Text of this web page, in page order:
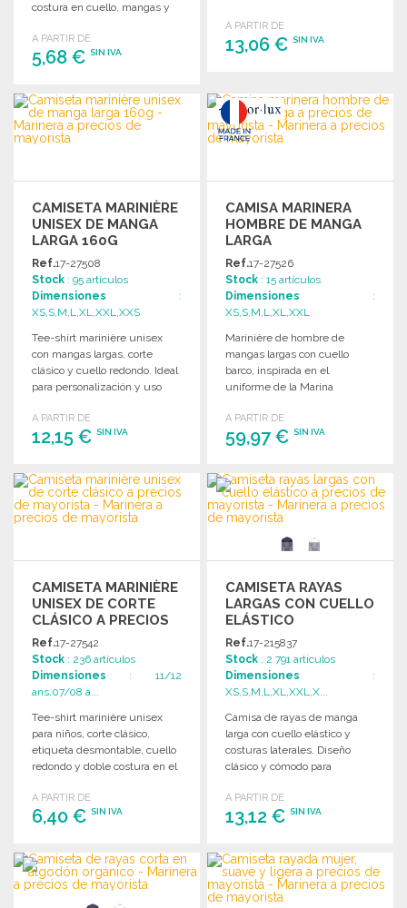
costura en cuello, mangas y
A PARTIR DE
5,68 € SIN IVA
PEDIR
Solicitar un presupuesto
A PARTIR DE
13,06 €SIN IVA
Solicitar un presupuesto
CAMISETA MARINIÈRE
UNISEX DE MANGA
LARGA 160G
Ref.17-27508
Stock : 95 artículos
Dimensiones :
XS,S,M,L,XL,XXL,XXS
Tee-shirt marinière unisex
con mangas largas, corte
clásico y cuello redondo. Ideal
para personalización y uso
A PARTIR DE
12,15 € SIN IVA
PEDIR
Solicitar un presupuesto
CAMISA MARINERA
HOMBRE DE MANGA
LARGA
Ref.17-27526
Stock : 15 artículos
Dimensiones :
XS,S,M,L,XL,XXL
Marinière de hombre de
mangas largas con cuello
barco, inspirada en el
uniforme de la Marina
A PARTIR DE
59,97 €SIN IVA
PEDIR
Solicitar un presupuesto
CAMISETA MARINIÈRE
UNISEX DE CORTE
CLÁSICO A PRECIOS
DE MAYORISTA
Ref.17-27542
Stock : 236 artículos
Dimensiones : 11/12
ans,07/08 a...
Tee-shirt marinière unisex
para niños, corte clásico,
etiqueta desmontable, cuello
redondo y doble costura en el
A PARTIR DE
6,40 € SIN IVA
PEDIR
Solicitar un presupuesto
CAMISETA RAYAS
LARGAS CON CUELLO
ELÁSTICO
Ref.17-215837
Stock : 2 791 artículos
Dimensiones :
XS,S,M,L,XL,XXL,X...
Camisa de rayas de manga
larga con cuello elástico y
costuras laterales. Diseño
clásico y cómodo para
A PARTIR DE
13,12 €SIN IVA
PEDIR
Solicitar un presupuesto